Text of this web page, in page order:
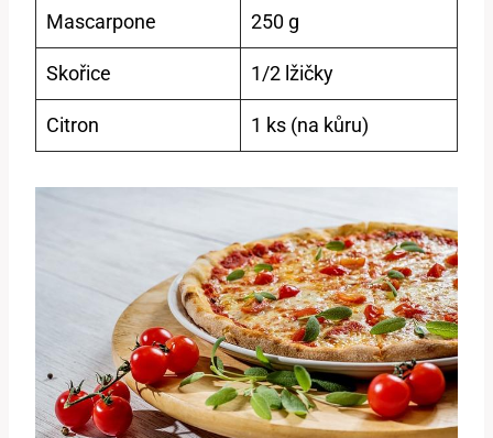
Mascarpone 250 g
Skořice 1/2 lžičky
Citron 1 ks (na kůru)